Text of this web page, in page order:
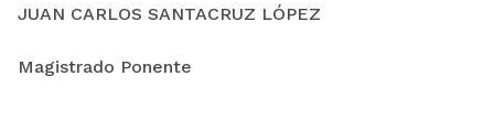
JUAN CARLOS SANTACRUZ LÓPEZ
Magistrado Ponente